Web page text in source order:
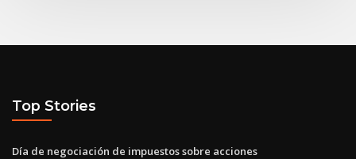
Top Stories
Día de negociación de impuestos sobre acciones